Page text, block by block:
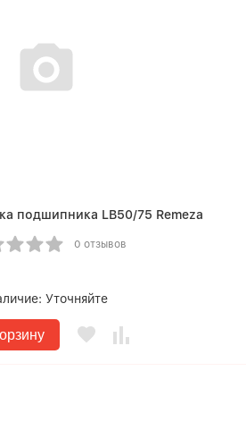
подшипника LB50/75 Remeza
0 отзывов
Уточняйте